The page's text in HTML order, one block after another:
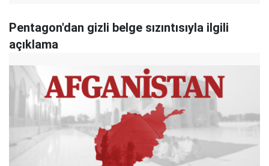
Pentagon'dan gizli belge sızıntısıyla ilgili
açıklama